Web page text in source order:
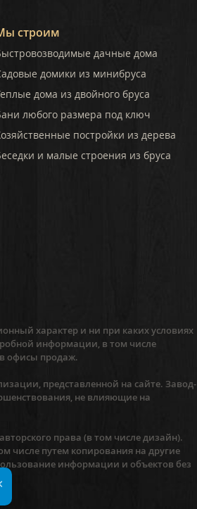
строим
дачные дома
домики из минибруса
дома из двойного бруса
любого размера под ключ
постройки из дерева
и малые строения из бруса
характер и ни при каких условиях
информации, в том числе
в офисы продаж.
представленной на сайте. Завод-
не влияющие на
права (в том числе дизайн).
числе путем копирования на другие
информации и объектов без